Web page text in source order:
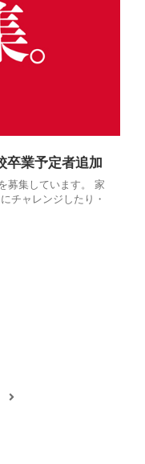
卒業予定者追加
募集しています。 家
チャレンジしたり・
次